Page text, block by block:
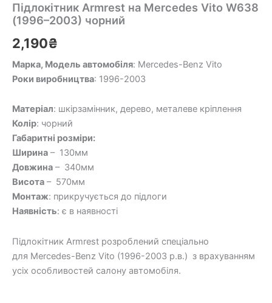
Підлокітник Armrest на Mercedes Vito W638
(1996–2003) чорний
2,190₴
Марка, Модель автомобіля: Mercedes-Benz Vito
Роки виробництва: 1996-2003
Матеріал: шкірзамінник, дерево, металеве кріплення
Колір: чорний
Габаритні розміри:
Ширина – 130мм
Довжина – 340мм
Висота – 570мм
Монтаж: прикручується до підлоги
Наявність: є в наявності
Підлокітник Armrest розроблений спеціально
для Mercedes-Benz Vito (1996-2003 р.в.) з врахуванням
усіх особливостей салону автомобіля.